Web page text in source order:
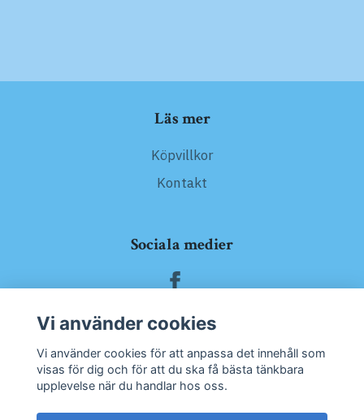
Läs mer
Köpvillkor
Kontakt
Sociala medier
Prenumerera på vårt nyhetsbrev
Vi använder cookies
Vi använder cookies för att anpassa det innehåll som
visas för dig och för att du ska få bästa tänkbara
upplevelse när du handlar hos oss.